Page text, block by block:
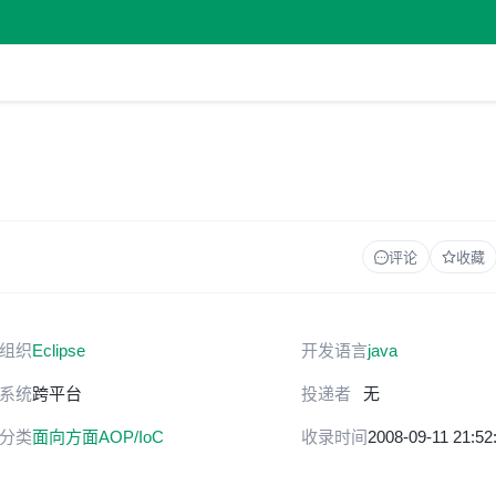
评论 收藏
织Eclipse 开发语言java
统跨平台 投递者 无
类面向方面AOP/IoC 收录时间2008-09-11